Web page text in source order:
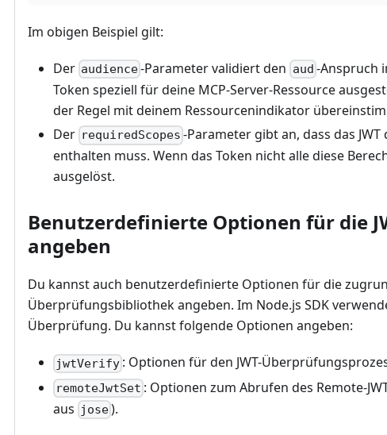
Im obigen Beispiel gilt:
Der audience-Parameter validiert den aud -Anspruch
Token speziell für deine MCP-Server-Ressource
der Regel mit deinem Ressourcenindikator
Der requiredScopes -Parameter gibt an, dass das
enthalten muss. Wenn das Token nicht alle diese
ausgelöst.
Benutzerdefinierte Optionen für die
angeben
Du kannst auch benutzerdefinierte Optionen für die
Überprüfungsbibliothek angeben. Im Node.js SDK
Überprüfung. Du kannst folgende Optionen angeben:
jwtVerify : Optionen für den JWT-
remoteJwtSet : Optionen zum Abrufen des Remote-
aus jose).